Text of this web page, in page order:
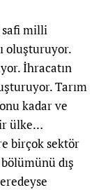
safi milli
oluşturuyor.
İhracatın
Tarım
kadar ve
ülke…
birçok sektör
dış